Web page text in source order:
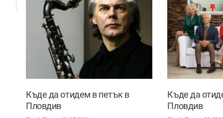
Къде да отидем в петък в
Пловдив
Къде да
Пловдив